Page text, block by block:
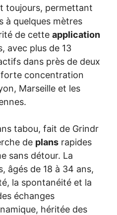
toujours, permettant
à quelques mètres
de cette application
avec plus de 13
dans près de deux
concentration
Marseille et les
tabou, fait de Grindr
de plans rapides
sans détour. La
âgés de 18 à 34 ans,
la spontanéité et la
échanges
héritée des